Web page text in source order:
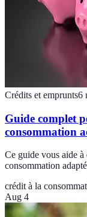
Crédits et emprunts6
Guide complet
consommation
Ce guide vous aide
consommation
crédit à la
Aug 4